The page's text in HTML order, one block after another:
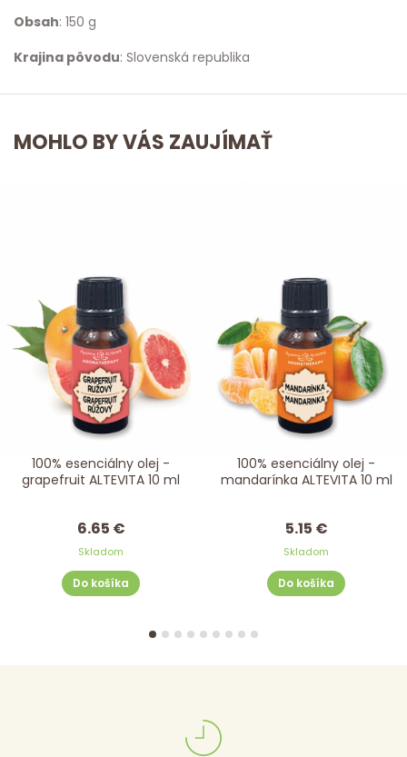
Obsah: 150 g
Krajina pôvodu: Slovenská republika
MOHLO BY VÁS ZAUJÍMAŤ
100% esenciálny olej -
grapefruit ALTEVITA 10 ml
6.65 €
Skladom
Do košíka
100% esenciálny olej -
mandarínka ALTEVITA 10 ml
5.15 €
Skladom
Do košíka